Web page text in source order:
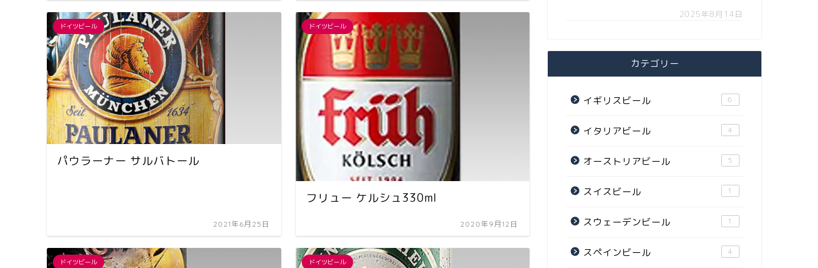
ドイツビール
パウラーナー サルバトール
2021年6月25日
ドイツビール
フリュー ケルシュ330ml
2020年9月12日
ドイツビール ドイツビール
2025年8月14日
カテゴリー
イギリスビール 6
イタリアビール 4
オーストリアビール 5
スイスビール 1
スウェーデンビール 1
スペインビール 4